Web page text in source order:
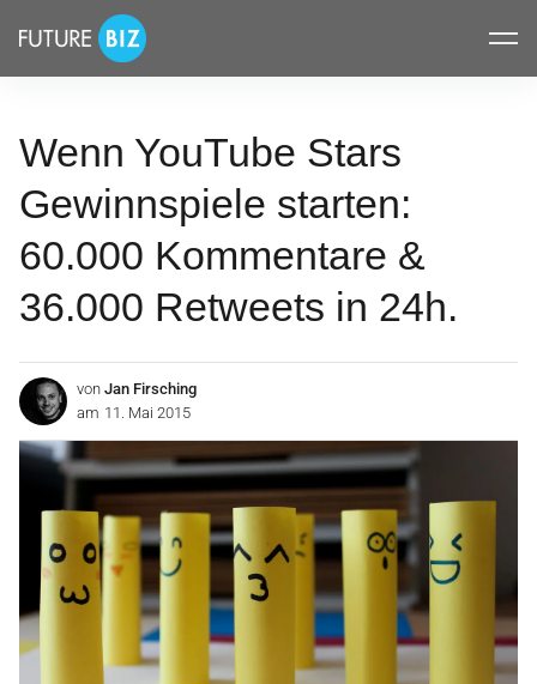
überspringen
FUTUREBIZ
Wenn YouTube Stars
Gewinnspiele starten:
60.000 Kommentare &
36.000 Retweets in 24h.
von Jan Firsching
am 11. Mai 2015